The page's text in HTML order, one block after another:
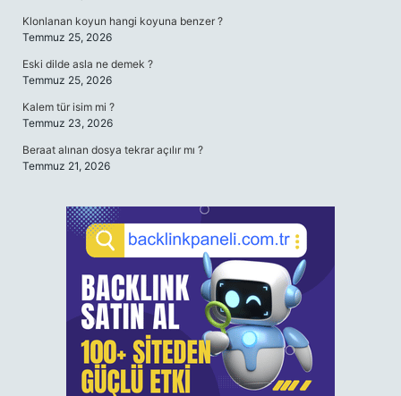
Klonlanan koyun hangi koyuna benzer ?
Temmuz 25, 2026
Eski dilde asla ne demek ?
Temmuz 25, 2026
Kalem tür isim mi ?
Temmuz 23, 2026
Beraat alınan dosya tekrar açılır mı ?
Temmuz 21, 2026